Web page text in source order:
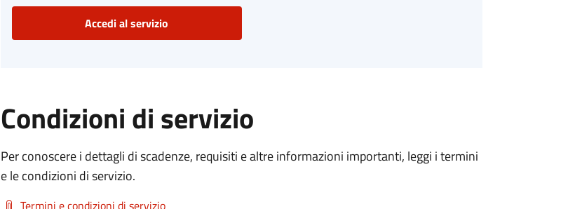
Accedi al servizio
Condizioni di servizio
Per conoscere i dettagli di scadenze, requisiti e altre informazioni importanti, leggi i termini
e le condizioni di servizio.
Termini e condizioni di servizio